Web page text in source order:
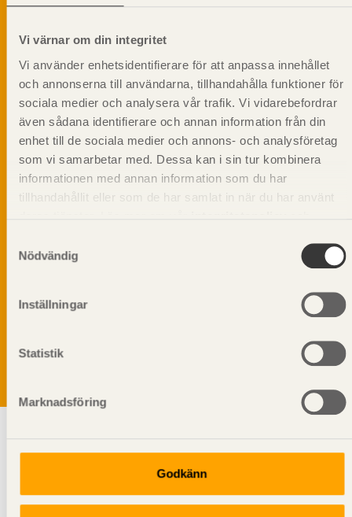
Vi värnar om din integritet
Vi använder enhetsidentifierare för att anpassa innehållet
och annonserna till användarna, tillhandahålla funktioner för
sociala medier och analysera vår trafik. Vi vidarebefordrar
även sådana identifierare och annan information från din
enhet till de sociala medier och annons- och analysföretag
som vi samarbetar med. Dessa kan i sin tur kombinera
informationen med annan information som du har
tillhandahållit eller som de har samlat in när du har använt
Nödvändig
Inställningar
Statistik
Marknadsföring
Godkänn
personuppgifter alltid hanteras på ett ansvarsfullt sätt.